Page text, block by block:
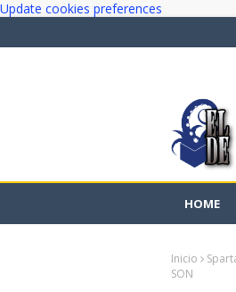
Update cookies preferences
HOME
Inicio
SON